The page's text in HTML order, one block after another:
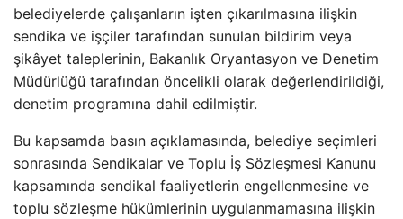
belediyelerde çalışanların işten çıkarılmasına ilişkin
sendika ve işçiler tarafından sunulan bildirim veya
şikâyet taleplerinin, Bakanlık Oryantasyon ve Denetim
Müdürlüğü tarafından öncelikli olarak değerlendirildiği,
denetim programına dahil edilmiştir.
Bu kapsamda basın açıklamasında, belediye seçimleri
sonrasında Sendikalar ve Toplu İş Sözleşmesi Kanunu
kapsamında sendikal faaliyetlerin engellenmesine ve
toplu sözleşme hükümlerinin uygulanmamasına ilişkin